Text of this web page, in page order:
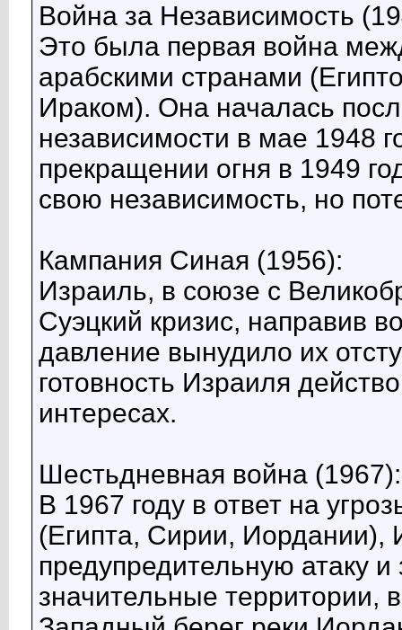
Война за Независимость
Это была первая война
арабскими странами
Ираком). Она началась
независимости в мае 1948
прекращении огня в 1949
свою независимость, но
Кампания Синая (1956):
Израиль, в союзе с
Суэцкий кризис, направив
давление вынудило их
готовность Израиля
интересах.
Шестьдневная война (1967):
В 1967 году в ответ на
(Египта, Сирии, Иордании),
предупредительную атаку
значительные территории,